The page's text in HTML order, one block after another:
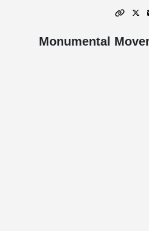
Monumental